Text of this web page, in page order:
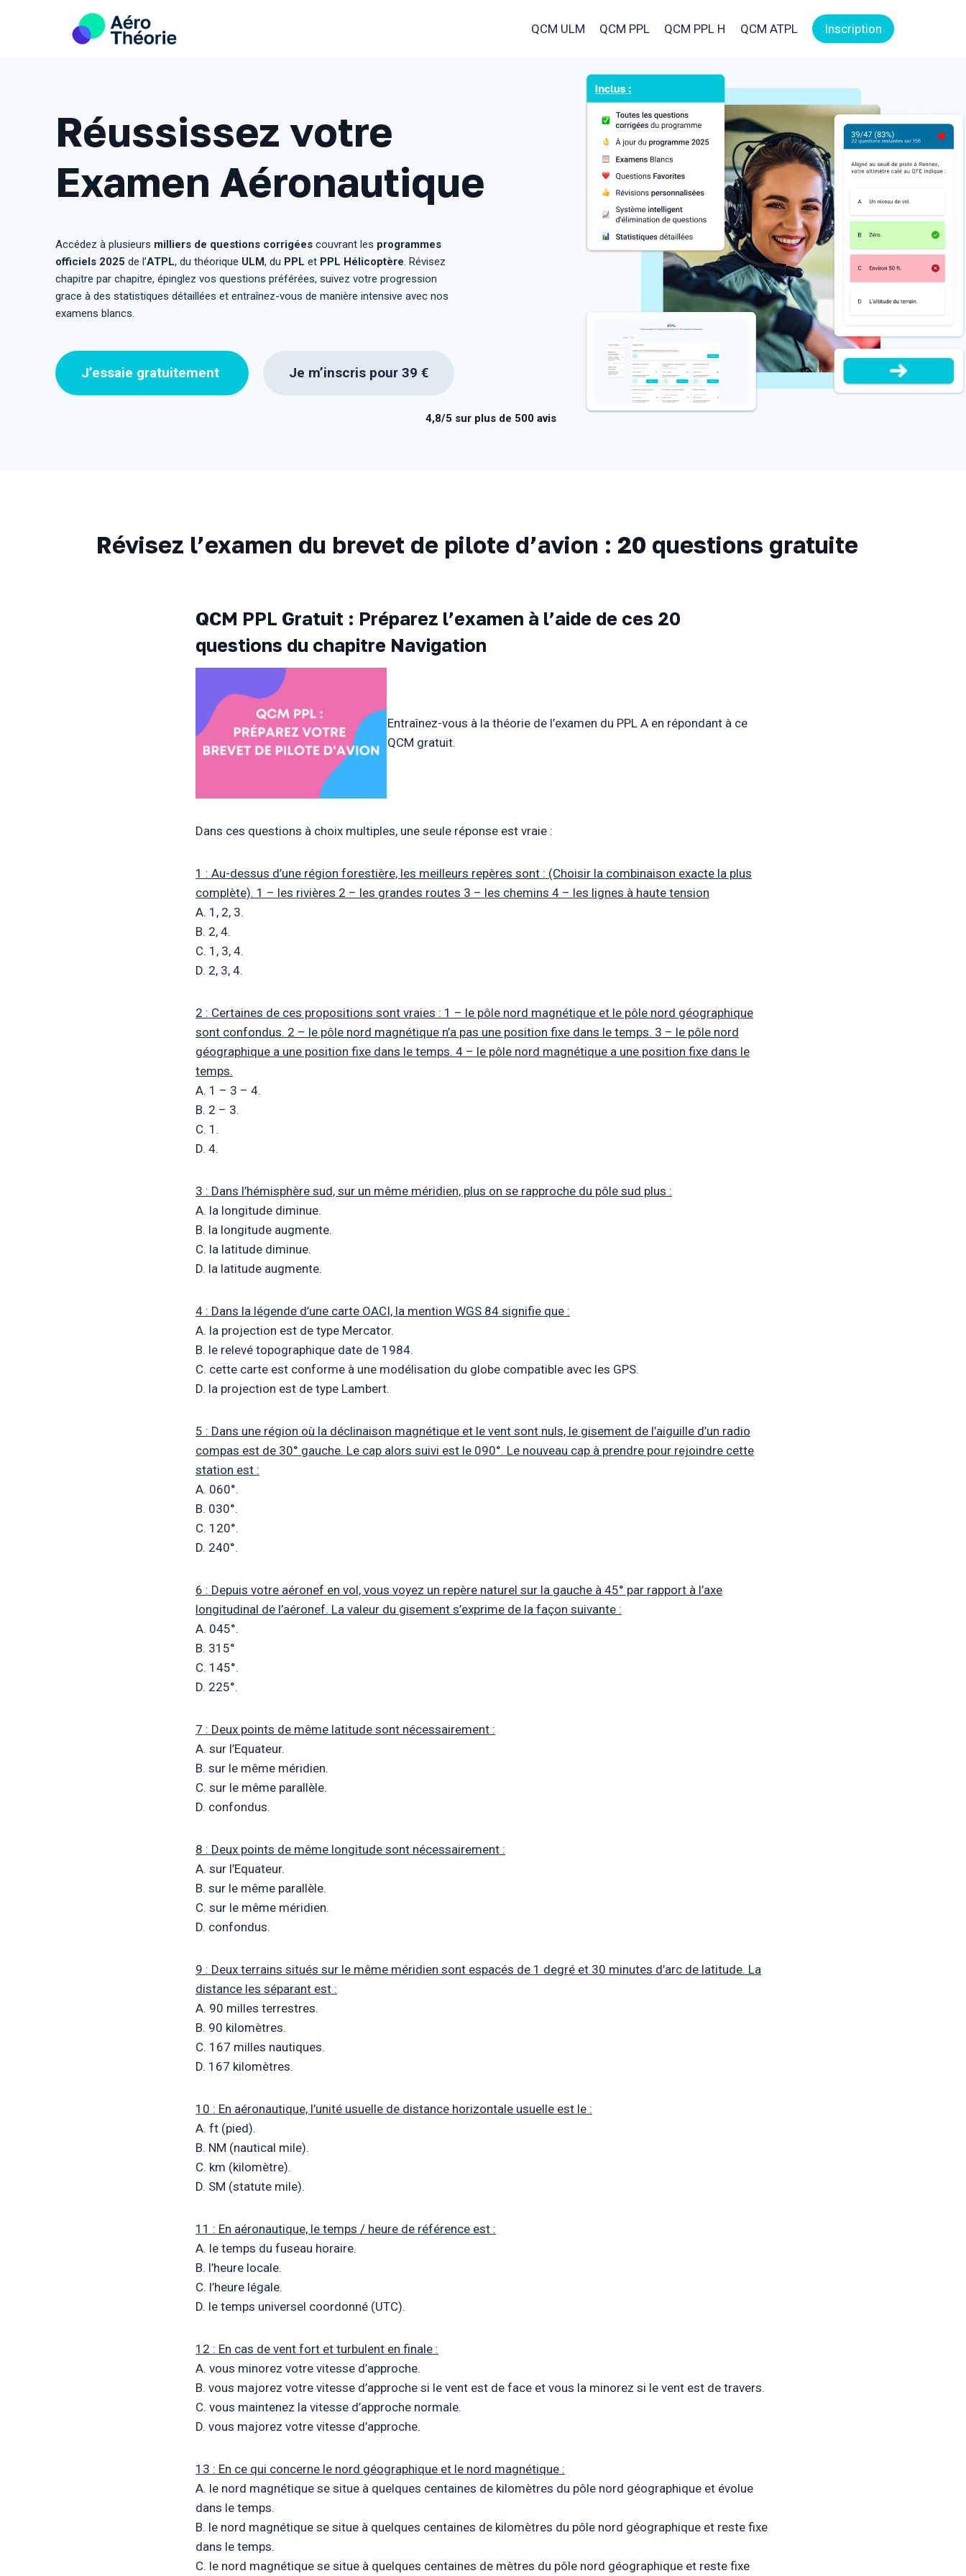
QCM ULM QCM PPL QCM PPL H QCM ATPL Inscription
Réussissez votre
Examen Aéronautique
Accédez à plusieurs milliers de questions corrigées couvrant les programmes
officiels 2025 de l’ATPL, du théorique ULM, du PPL et PPL Hélicoptère. Révisez
chapitre par chapitre, épinglez vos questions préférées, suivez votre progression
grace à des statistiques détaillées et entraînez-vous de manière intensive avec nos
examens blancs.
J’essaie gratuitement Je m’inscris pour 39 €
4,8/5 sur plus de 500 avis
Révisez l’examen du brevet de pilote d’avion : 20 questions gratuite
QCM PPL Gratuit : Préparez l’examen à l’aide de ces 20
questions du chapitre Navigation
Entraînez-vous à la théorie de l’examen du PPL A en répondant à ce
QCM gratuit.
Dans ces questions à choix multiples, une seule réponse est vraie :
1 : Au-dessus d’une région forestière, les meilleurs repères sont : (Choisir la combinaison exacte la plus
complète). 1 – les rivières 2 – les grandes routes 3 – les chemins 4 – les lignes à haute tension
A. 1, 2, 3.
B. 2, 4.
C. 1, 3, 4.
D. 2, 3, 4.
2 : Certaines de ces propositions sont vraies : 1 – le pôle nord magnétique et le pôle nord géographique
sont confondus. 2 – le pôle nord magnétique n’a pas une position fixe dans le temps. 3 – le pôle nord
géographique a une position fixe dans le temps. 4 – le pôle nord magnétique a une position fixe dans le
temps.
A. 1 – 3 – 4.
B. 2 – 3.
C. 1.
D. 4.
3 : Dans l’hémisphère sud, sur un même méridien, plus on se rapproche du pôle sud plus :
A. la longitude diminue.
B. la longitude augmente.
C. la latitude diminue.
D. la latitude augmente.
4 : Dans la légende d’une carte OACI, la mention WGS 84 signifie que :
A. la projection est de type Mercator.
B. le relevé topographique date de 1984.
C. cette carte est conforme à une modélisation du globe compatible avec les GPS.
D. la projection est de type Lambert.
5 : Dans une région où la déclinaison magnétique et le vent sont nuls, le gisement de l’aiguille d’un radio
compas est de 30° gauche. Le cap alors suivi est le 090°. Le nouveau cap à prendre pour rejoindre cette
station est :
A. 060°.
B. 030°.
C. 120°.
D. 240°.
6 : Depuis votre aéronef en vol, vous voyez un repère naturel sur la gauche à 45° par rapport à l’axe
longitudinal de l’aéronef. La valeur du gisement s’exprime de la façon suivante :
A. 045°.
B. 315°
C. 145°.
D. 225°.
7 : Deux points de même latitude sont nécessairement :
A. sur l’Equateur.
B. sur le même méridien.
C. sur le même parallèle.
D. confondus.
8 : Deux points de même longitude sont nécessairement :
A. sur l’Equateur.
B. sur le même parallèle.
C. sur le même méridien.
D. confondus.
9 : Deux terrains situés sur le même méridien sont espacés de 1 degré et 30 minutes d’arc de latitude. La
distance les séparant est :
A. 90 milles terrestres.
B. 90 kilomètres.
C. 167 milles nautiques.
D. 167 kilomètres.
10 : En aéronautique, l’unité usuelle de distance horizontale usuelle est le :
A. ft (pied).
B. NM (nautical mile).
C. km (kilomètre).
D. SM (statute mile).
11 : En aéronautique, le temps / heure de référence est :
A. le temps du fuseau horaire.
B. l’heure locale.
C. l’heure légale.
D. le temps universel coordonné (UTC).
12 : En cas de vent fort et turbulent en finale :
A. vous minorez votre vitesse d’approche.
B. vous majorez votre vitesse d’approche si le vent est de face et vous la minorez si le vent est de travers.
C. vous maintenez la vitesse d’approche normale.
D. vous majorez votre vitesse d’approche.
13 : En ce qui concerne le nord géographique et le nord magnétique :
A. le nord magnétique se situe à quelques centaines de kilomètres du pôle nord géographique et évolue
dans le temps.
B. le nord magnétique se situe à quelques centaines de kilomètres du pôle nord géographique et reste fixe
dans le temps.
C. le nord magnétique se situe à quelques centaines de mètres du pôle nord géographique et reste fixe